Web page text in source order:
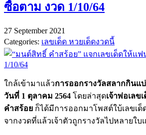
ซื้อตาม งวด 1/10/64
27 September 2021
Categories: เลขเด็ด หวยเด็ดงวดนี้
ใกล้เข้ามาแล้วการออกรางวัลสลากกินแ
วันที่ 1 ตุลาคม 2564 โดยล่าสุดเจ้าพ่อเลข
คำสร้อย ก็ได้มีการออกมาโพสต์ใบ้เลขเ
จากงวดที่แล้วเจ้าตัวถูกรางวัลไปหลายใ